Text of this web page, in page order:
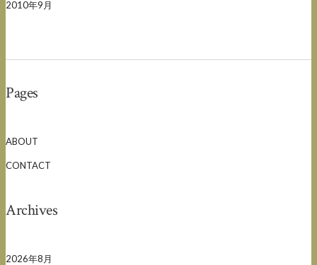
2010年9月
Pages
ABOUT
CONTACT
Archives
2026年8月